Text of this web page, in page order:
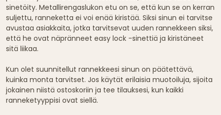
sinetöity. Metallirengaslukon etu on se, että kun se on kerran
suljettu, ranneketta ei voi enää kiristää. Siksi sinun ei tarvitse
avustaa asiakkaita, jotka tarvitsevat uuden rannekkeen siksi,
että he ovat näpränneet easy lock -sinettiä ja kiristäneet
sitä liikaa.
Kun olet suunnitellut rannekkeesi sinun on päätettävä,
kuinka monta tarvitset. Jos käytät erilaisia muotoiluja, sijoita
jokainen niistä ostoskoriin ja tee tilauksesi, kun kaikki
ranneketyyppisi ovat siellä.